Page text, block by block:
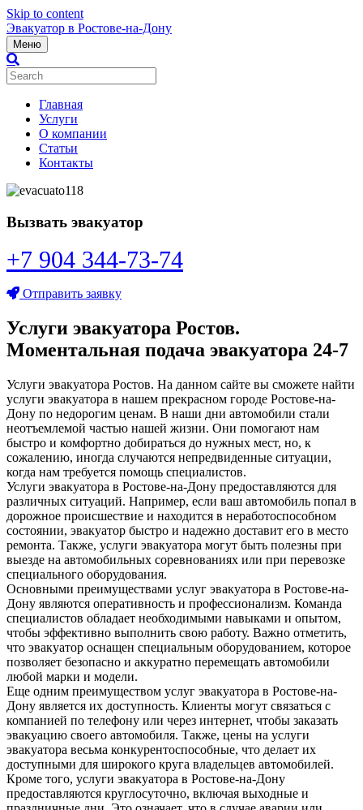
Skip to content
Эвакуатор в Ростове-на-Дону
Меню
Главная
Услуги
О компании
Статьи
Контакты
Вызвать эвакуатор
+7 904 344-73-74
Отправить заявку
Услуги эвакуатора Ростов.
Моментальная подача эвакуатора 24-7
Услуги эвакуатора Ростов. На данном сайте вы сможете найти
услуги эвакуатора в нашем прекрасном городе Ростове-на-
Дону по недорогим ценам. В наши дни автомобили стали
неотъемлемой частью нашей жизни. Они помогают нам
быстро и комфортно добираться до нужных мест, но, к
сожалению, иногда случаются непредвиденные ситуации,
когда нам требуется помощь специалистов.
Услуги эвакуатора в Ростове-на-Дону предоставляются для
различных ситуаций. Например, если ваш автомобиль попал в
дорожное происшествие и находится в неработоспособном
состоянии, эвакуатор быстро и надежно доставит его в место
ремонта. Также, услуги эвакуатора могут быть полезны при
выезде на автомобильных соревнованиях или при перевозке
специального оборудования.
Основными преимуществами услуг эвакуатора в Ростове-на-
Дону являются оперативность и профессионализм. Команда
специалистов обладает необходимыми навыками и опытом,
чтобы эффективно выполнить свою работу. Важно отметить,
что эвакуатор оснащен специальным оборудованием, которое
позволяет безопасно и аккуратно перемещать автомобили
любой марки и модели.
Еще одним преимуществом услуг эвакуатора в Ростове-на-
Дону является их доступность. Клиенты могут связаться с
компанией по телефону или через интернет, чтобы заказать
эвакуацию своего автомобиля. Также, цены на услуги
эвакуатора весьма конкурентоспособные, что делает их
доступными для широкого круга владельцев автомобилей.
Кроме того, услуги эвакуатора в Ростове-на-Дону
предоставляются круглосуточно, включая выходные и